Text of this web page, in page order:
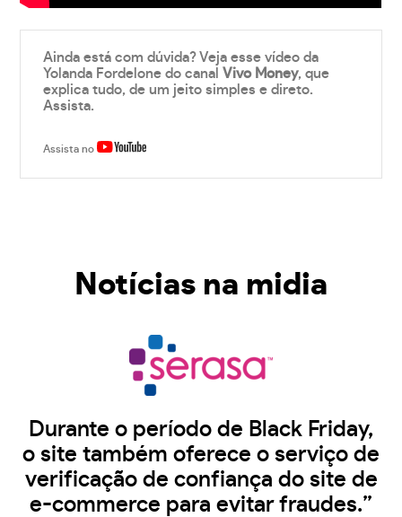
Ainda está com dúvida? Veja esse vídeo da
Yolanda Fordelone do canalVivo Money, que
explica tudo, de um jeito simples e direto.
Assista.
Assista no
Notícias na midia
Durante o período de Black Friday,
o site também oferece o serviço de
verificação de confiança do site de
e-commerce para evitar fraudes.”